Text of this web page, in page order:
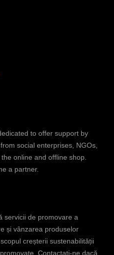
to offer support by
social enterprises, NGOs,
online and offline shop.
a partner.
servicii de promovare a
și vânzarea produselor
creșterii sustenabilității
Contactați-ne dacă